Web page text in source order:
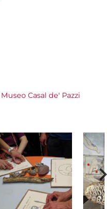
Casal de' Pazzi